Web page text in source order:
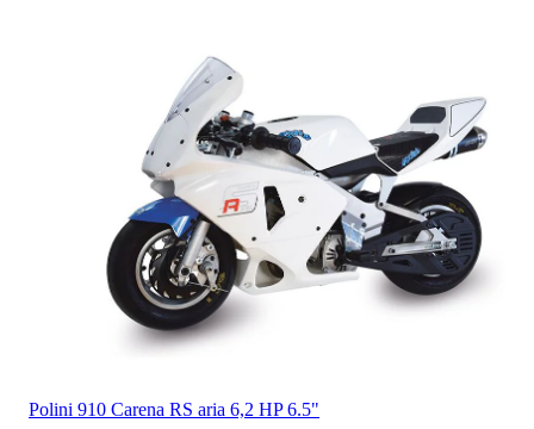
Polini 910 Carena RS aria 6,2 HP 6.5"